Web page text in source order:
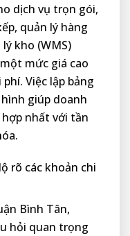
dịch vụ trọn gói,
quản lý hàng
kho (WMS)
mức giá cao
Việc lập bảng
giúp doanh
nhất với tần
rõ các khoản chi
Bình Tân,
hỏi quan trọng